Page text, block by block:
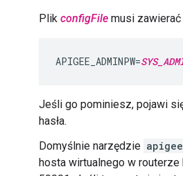
Plik configFile musi zawierać
APIGEE_ADMINPW=
Jeśli go pominiesz, pojawi
hasła.
Domyślnie narzędzie
hosta wirtualnego w